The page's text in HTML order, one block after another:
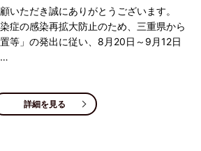
いただき誠にありがとうございます。
症の感染再拡大防止のため、三重県から
等」の発出に従い、8月20日～9月12日
…
詳細を見る